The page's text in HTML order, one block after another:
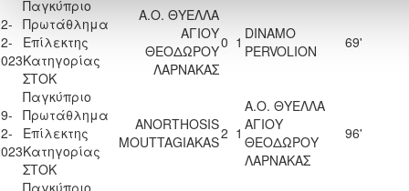
Παγκύπριο
Πρωτάθλημα
Επίλεκτης
Κατηγορίας
ΣΤΟΚ
Α.Ο. ΘΥΕΛΛΑ
ΑΓΙΟΥ
ΘΕΟΔΩΡΟΥ
ΛΑΡΝΑΚΑΣ
0 1 DINAMO
PERVOLION
69'
Παγκύπριο
Πρωτάθλημα
Επίλεκτης
Κατηγορίας
ΣΤΟΚ
ANORTHOSIS
MOUTTAGIAKAS2 1
Α.Ο. ΘΥΕΛΛΑ
ΑΓΙΟΥ
ΘΕΟΔΩΡΟΥ
ΛΑΡΝΑΚΑΣ
96'
Παγκύπριο